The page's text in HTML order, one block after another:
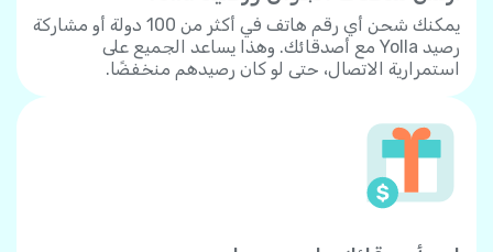
يمكنك شحن أي رقم هاتف في أكثر من 100 دولة أو مشاركة
رصيد Yolla مع أصدقائك. وهذا يساعد الجميع على
استمرارية الاتصال، حتى لو كان رصيدهم منخفضًا.